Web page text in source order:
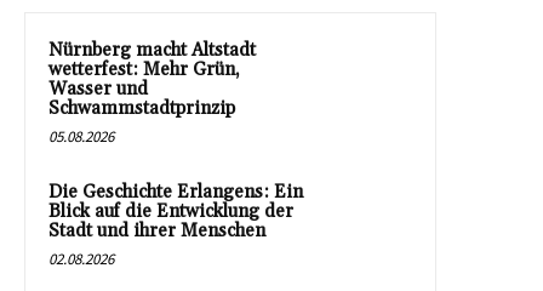
Nürnberg macht Altstadt
wetterfest: Mehr Grün,
Wasser und
Schwammstadtprinzip
05.08.2026
Die Geschichte Erlangens: Ein
Blick auf die Entwicklung der
Stadt und ihrer Menschen
02.08.2026